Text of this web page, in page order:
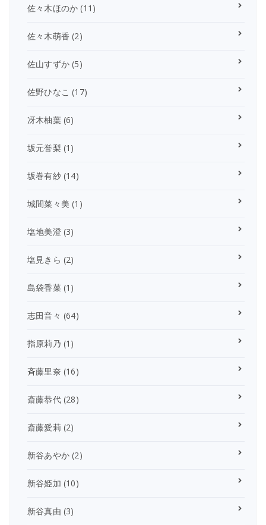
佐々木ほのか (11)
佐々木萌香 (2)
佐山すずか (5)
佐野ひなこ (17)
冴木柚葉(6)
坂元誉梨 (1)
坂巻有紗(14)
城間菜々美 (1)
塩地美澄(3)
塩見きら (2)
島袋香菜(1)
志田音々 (64)
指原莉乃 (1)
斉藤里奈 (16)
斎藤恭代(28)
斎藤愛莉 (2)
新谷あやか (2)
新谷姫加 (10)
新谷真由 (3)